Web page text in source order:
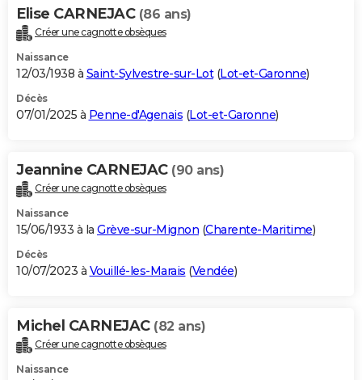
Alimentation
Guide de la santé
Maladies
Médicaments
Sommeil
VOYAGE
Destinations
City break
Voyage nature
Voyage de noces
Forum
Climat
+PHOTO
GUIDES D'ACHAT
BONS PLANS
Carte de Noël
Carte Bonne année
Carte Saint-Valentin
Carte Pâques
Carte d'anniversaire
DICTIONNAIRE
Dictionnaire
Biographies
Citations
Expressions
Proverbes
PROGRAMME TV
S'inscrire
Se connecter
Lycées
Collèges
Primaires
Universités
Entreprises
Service militaire
Avis de recherche
AVIS DE DÉCÈS
Bricolage
Lifestyle
Culture
Sport
Auto
Television
Voyage
Cinema
Elise CARNEJAC (86 ans)
Créer une cagnotte obsèques
Naissance
12/03/1938 à Saint-Sylvestre-sur-Lot(Lot-et-Garonne)
Décès
07/01/2025 à Penne-d'Agenais (Lot-et-Garonne)
Jeannine CARNEJAC (90 ans)
Créer une cagnotte obsèques
Naissance
15/06/1933 à la Grève-sur-Mignon (Charente-Maritime)
Décès
10/07/2023 à Vouillé-les-Marais (Vendée)
Michel CARNEJAC (82 ans)
Créer une cagnotte obsèques
Naissance